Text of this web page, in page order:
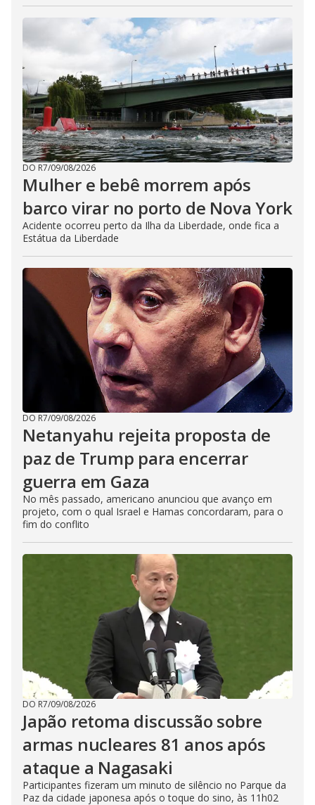
DO R7/09/08/2026
Mulher e bebê morrem após
barco virar no porto de Nova York
Acidente ocorreu perto da Ilha da Liberdade, onde fica a
Estátua da Liberdade
DO R7/09/08/2026
Netanyahu rejeita proposta de
paz de Trump para encerrar
guerra em Gaza
No mês passado, americano anunciou que avanço em
projeto, com o qual Israel e Hamas concordaram, para o
fim do conflito
DO R7/09/08/2026
Japão retoma discussão sobre
armas nucleares 81 anos após
ataque a Nagasaki
Participantes fizeram um minuto de silêncio no Parque da
Paz da cidade japonesa após o toque do sino, às 11h02